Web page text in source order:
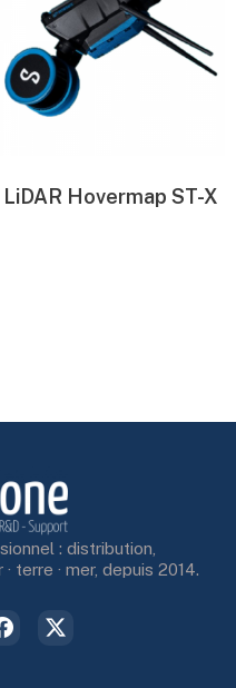
LiDAR Hovermap ST-X
: distribution,
terre · mer, depuis 2014.